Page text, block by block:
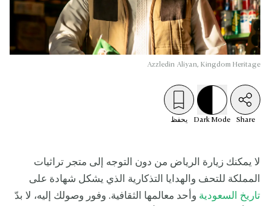
Azzledin Aliyan, Kingdom Heritage
Share
Dark Mode يحفظ
لا يمكنك زيارة الرياض من دون التوجه إلى متجر تراثيات
المملكة للتحف والهدايا التذكارية الذي يشكل شهادة على
تاريخ السعودية وأحد معالمها الثقافية. وفور وصولك إليه، لا بدّ